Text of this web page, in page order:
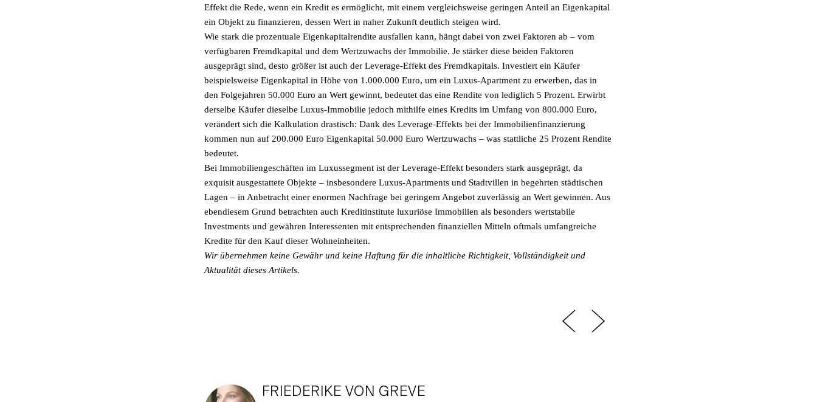
Effekt die Rede, wenn ein Kredit es ermöglicht, mit einem vergleichsweise geringen Anteil an Eigenkapital
ein Objekt zu finanzieren, dessen Wert in naher Zukunft deutlich steigen wird.
Wie stark die prozentuale Eigenkapitalrendite ausfallen kann, hängt dabei von zwei Faktoren ab – vom
verfügbaren Fremdkapital und dem Wertzuwachs der Immobilie. Je stärker diese beiden Faktoren
ausgeprägt sind, desto größer ist auch der Leverage-Effekt des Fremdkapitals. Investiert ein Käufer
beispielsweise Eigenkapital in Höhe von 1.000.000 Euro, um ein Luxus-Apartment zu erwerben, das in
den Folgejahren 50.000 Euro an Wert gewinnt, bedeutet das eine Rendite von lediglich 5 Prozent. Erwirbt
derselbe Käufer dieselbe Luxus-Immobilie jedoch mithilfe eines Kredits im Umfang von 800.000 Euro,
verändert sich die Kalkulation drastisch: Dank des Leverage-Effekts bei der Immobilienfinanzierung
kommen nun auf 200.000 Euro Eigenkapital 50.000 Euro Wertzuwachs – was stattliche 25 Prozent Rendite
bedeutet.
Bei Immobiliengeschäften im Luxussegment ist der Leverage-Effekt besonders stark ausgeprägt, da
exquisit ausgestattete Objekte – insbesondere Luxus-Apartments und Stadtvillen in begehrten städtischen
Lagen – in Anbetracht einer enormen Nachfrage bei geringem Angebot zuverlässig an Wert gewinnen. Aus
ebendiesem Grund betrachten auch Kreditinstitute luxuriöse Immobilien als besonders wertstabile
Investments und gewähren Interessenten mit entsprechenden finanziellen Mitteln oftmals umfangreiche
Kredite für den Kauf dieser Wohneinheiten.
Wir übernehmen keine Gewähr und keine Haftung für die inhaltliche Richtigkeit, Vollständigkeit und
Aktualität dieses Artikels.
FRIEDERIKE VON GREVE